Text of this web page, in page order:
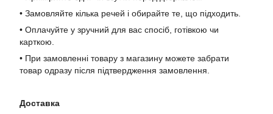
• Замовляйте кілька речей і обирайте те, що підходить.
• Оплачуйте у зручний для вас спосіб, готівкою чи
карткою.
• При замовленні товару з магазину можете забрати
товар одразу після підтвердження замовлення.
Доставка